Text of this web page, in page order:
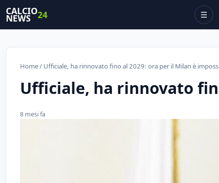
CALCIO
NEWS 24 ☰
Home/ Ufficiale, ha rinnovato fino al 2029: ora per il Milan è
Ufficiale, ha rinnovato
8 mesi fa